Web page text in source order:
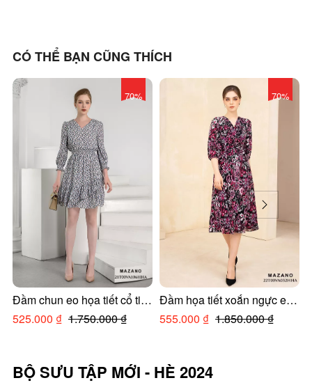
CÓ THỂ BẠN CŨNG THÍCH
70%
Đầm chun eo họa tiết cổ tim
chân bèo
525.000 ₫ 1.750.000 ₫
70%
Đầm họa tiết xoắn ngực eo
cao chân rủ
555.000 ₫ 1.850.000 ₫
BỘ SƯU TẬP MỚI - HÈ 2024